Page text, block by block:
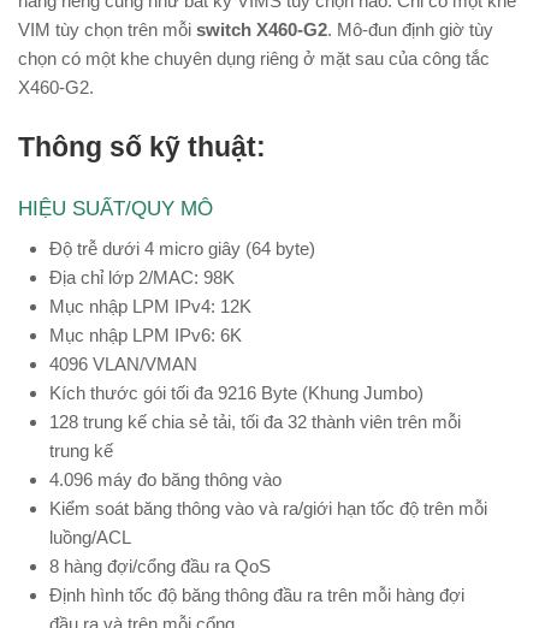
VIM tùy chọn trên mỗi switch X460-G2. Mô-đun định giờ tùy
chọn có một khe chuyên dụng riêng ở mặt sau của công tắc
X460-G2.
Thông số kỹ thuật:
HIỆU SUẤT/QUY MÔ
Độ trễ dưới 4 micro giây (64 byte)
Địa chỉ lớp 2/MAC: 98K
Mục nhập LPM IPv4: 12K
Mục nhập LPM IPv6: 6K
4096 VLAN/VMAN
Kích thước gói tối đa 9216 Byte (Khung Jumbo)
128 trung kế chia sẻ tải, tối đa 32 thành viên trên mỗi
trung kế
4.096 máy đo băng thông vào
Kiểm soát băng thông vào và ra/giới hạn tốc độ trên mỗi
luồng/ACL
8 hàng đợi/cổng đầu ra QoS
Định hình tốc độ băng thông đầu ra trên mỗi hàng đợi
đầu ra và trên mỗi cổng